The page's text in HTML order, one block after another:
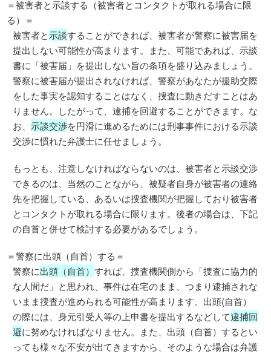
＝被害者と示談する（被害者とコンタクトが取れる場合に限
る）＝
被害者と示談することができれば、被害者が警察に被害届を
提出しない可能性が高まります。また、可能であれば、示談
書に「被害届」を提出しない旨の条項を盛り込みましょう。
警察に被害届が提出されなければ、警察があなたが援助交際
をした事実を認知することはなく、捜査に動きだすことはあ
りません。したがって、逮捕を回避することができます。な
お、示談交渉を円滑に進めるためには刑事事件における示談
交渉に慣れた弁護士に任せましょう。
もっとも、注意しなければならないのは、被害者と示談交渉
できるのは、当然のことながら、被疑者自身が被害者の連絡
先を把握している、あるいは捜査機関が把握しており被害者
とコンタクトが取れる場合に限ります。後者の場合は、下記
の自首と併せて検討する必要があるでしょう。
＝警察に出頭（自首）する＝
警察に出頭（自首）すれば、捜査機関側から「捜査に協力的
な人間だ」と思われ、事件は在宅のまま、つまり逮捕されな
いまま捜査が進められる可能性が高まります。出頭(自首）
の際には、身元引受人等の上申書を提出するなどして逮捕回
避に努めなければなりません。また、出頭（自首）するとい
っても様々な不安が出てきますから、そのような場合は弁護